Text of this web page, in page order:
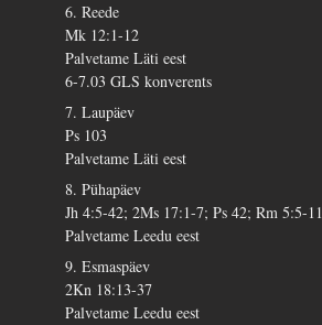
6. Reede
Mk 12:1-12
Palvetame Läti eest
6-7.03 GLS konverents
7. Laupäev
Ps 103
Palvetame Läti eest
8. Pühapäev
Jh 4:5-42; 2Ms 17:1-7; Ps 42; Rm 5:5-11
Palvetame Leedu eest
9. Esmaspäev
2Kn 18:13-37
Palvetame Leedu eest